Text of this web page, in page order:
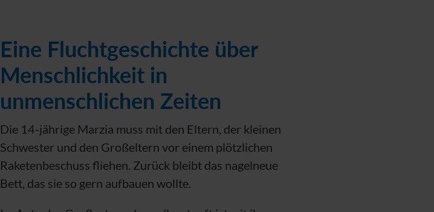
Eine Fluchtgeschichte über
Menschlichkeit in
unmenschlichen Zeiten
Die 14-jährige Marzia muss mit den Eltern, der kleinen
Schwester und den Großeltern vor einem plötzlichen
Raketenbeschuss fliehen. Zurück bleibt das nagelneue
Bett, das sie so gern aufbauen wollte.